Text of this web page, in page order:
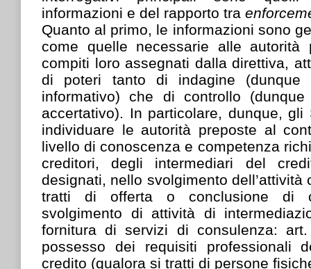
informazioni e del rapporto tra
Quanto al primo, le informazioni sono
come quelle necessarie alle autorità
compiti loro assegnati dalla direttiva,
di poteri tanto di indagine (dunque
informativo) che di controllo
accertativo). In particolare, dunque, gli
individuare le autorità preposte al
livello di conoscenza e competenza
creditori, degli intermediari del
designati, nello svolgimento dell’attività
tratti di offerta o conclusione di
svolgimento di attività di
fornitura di servizi di consulenza:
possesso dei requisiti professionali
credito (qualora si tratti di persone